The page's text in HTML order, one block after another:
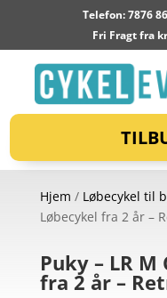
Telefon: 7876
Fri Fragt fra
Hjem / Løbecykel til
Løbecykel fra 2 år –
Puky – LR M
fra 2 år –